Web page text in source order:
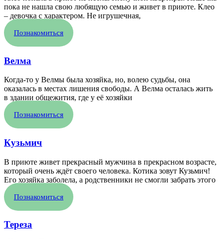
пока не нашла свою любящую семью и живет в приюте. Клео
– девочка с характером. Не игрушечная,
Познакомиться
Велма
Когда-то у Велмы была хозяйка, но, волею судьбы, она
оказалась в местах лишения свободы. А Велма осталась жить
в здании общежития, где у её хозяйки
Познакомиться
Кузьмич
В приюте живет прекрасный мужчина в прекрасном возрасте,
который очень ждёт своего человека. Котика зовут Кузьмич!
Его хозяйка заболела, а родственники не смогли забрать этого
Познакомиться
Тереза